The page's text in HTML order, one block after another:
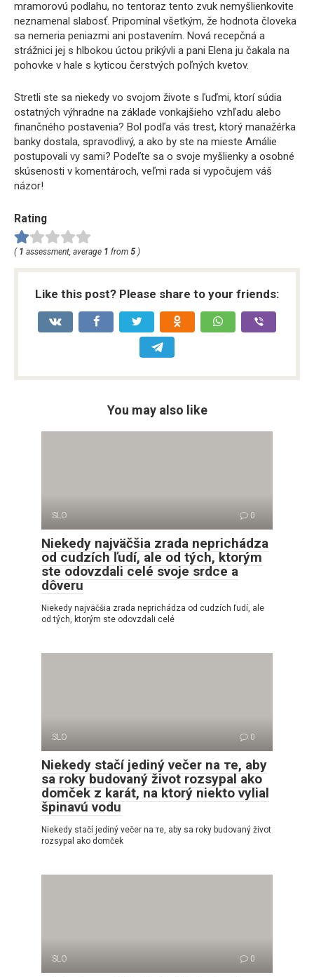
mramorovú podlahu, no tentoraz tento zvuk nemyšlienkovite
neznamenal slabosť. Pripomínal všetkým, že hodnota človeka
sa nemeria peniazmi ani postavením. Nová recepčná a
strážnici jej s hlbokou úctou prikývli a pani Elena ju čakala na
pohovke v hale s kyticou čerstvých poľných kvetov.
Stretli ste sa niekedy vo svojom živote s ľuďmi, ktorí súdia
ostatných výhradne na základe vonkajšieho vzhľadu alebo
finančného postavenia? Bol podľa vás trest, ktorý manažérka
banky dostala, spravodlivý, a ako by ste na mieste Amálie
postupovali vy sami? Podeľte sa o svoje myšlienky a osobné
skúsenosti v komentároch, veľmi rada si vypočujem váš
názor!
Rating
( 1 assessment, average 1 from 5 )
Like this post? Please share to your friends:
You may also like
SLO 0
Niekedy najväčšia zrada neprichádza
od cudzích ľudí, ale od tých, ktorým
ste odovzdali celé svoje srdce a
dôveru
Niekedy najväčšia zrada neprichádza od cudzích ľudí, ale
od tých, ktorým ste odovzdali celé
SLO 0
Niekedy stačí jediný večer na те, aby
sa roky budovaný život rozsypal ako
domček z karát, na ktorý niekto vylial
špinavú vodu
Niekedy stačí jediný večer na те, aby sa roky budovaný život
rozsypal ako domček
SLO 0